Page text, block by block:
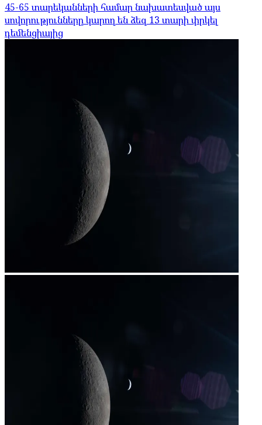
45-65 տարեկանների համար նախատեսված այս
սովորությունները կարող են ձեզ 13 տարի փրկել
դեմենցիայից